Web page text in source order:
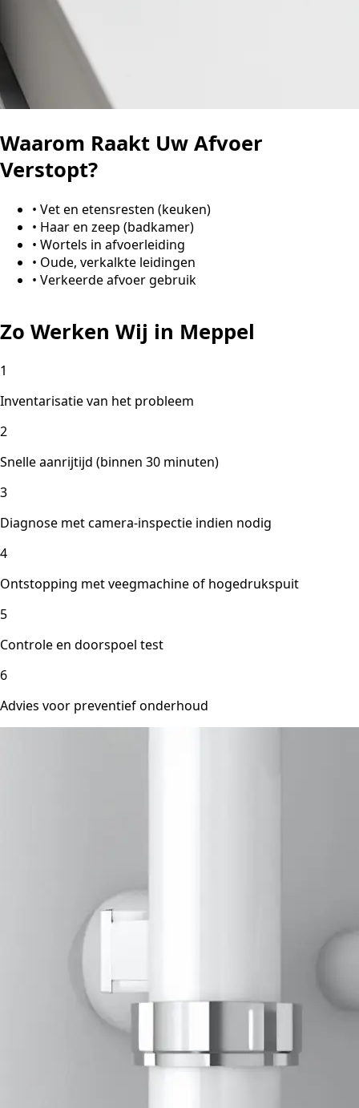
Waarom Raakt Uw Afvoer
Verstopt?
• Vet en etensresten (keuken)
• Haar en zeep (badkamer)
• Wortels in afvoerleiding
• Oude, verkalkte leidingen
• Verkeerde afvoer gebruik
Zo Werken Wij in Meppel
1
Inventarisatie van het probleem
2
Snelle aanrijtijd (binnen 30 minuten)
3
Diagnose met camera-inspectie indien nodig
4
Ontstopping met veegmachine of hogedrukspuit
5
Controle en doorspoel test
6
Advies voor preventief onderhoud